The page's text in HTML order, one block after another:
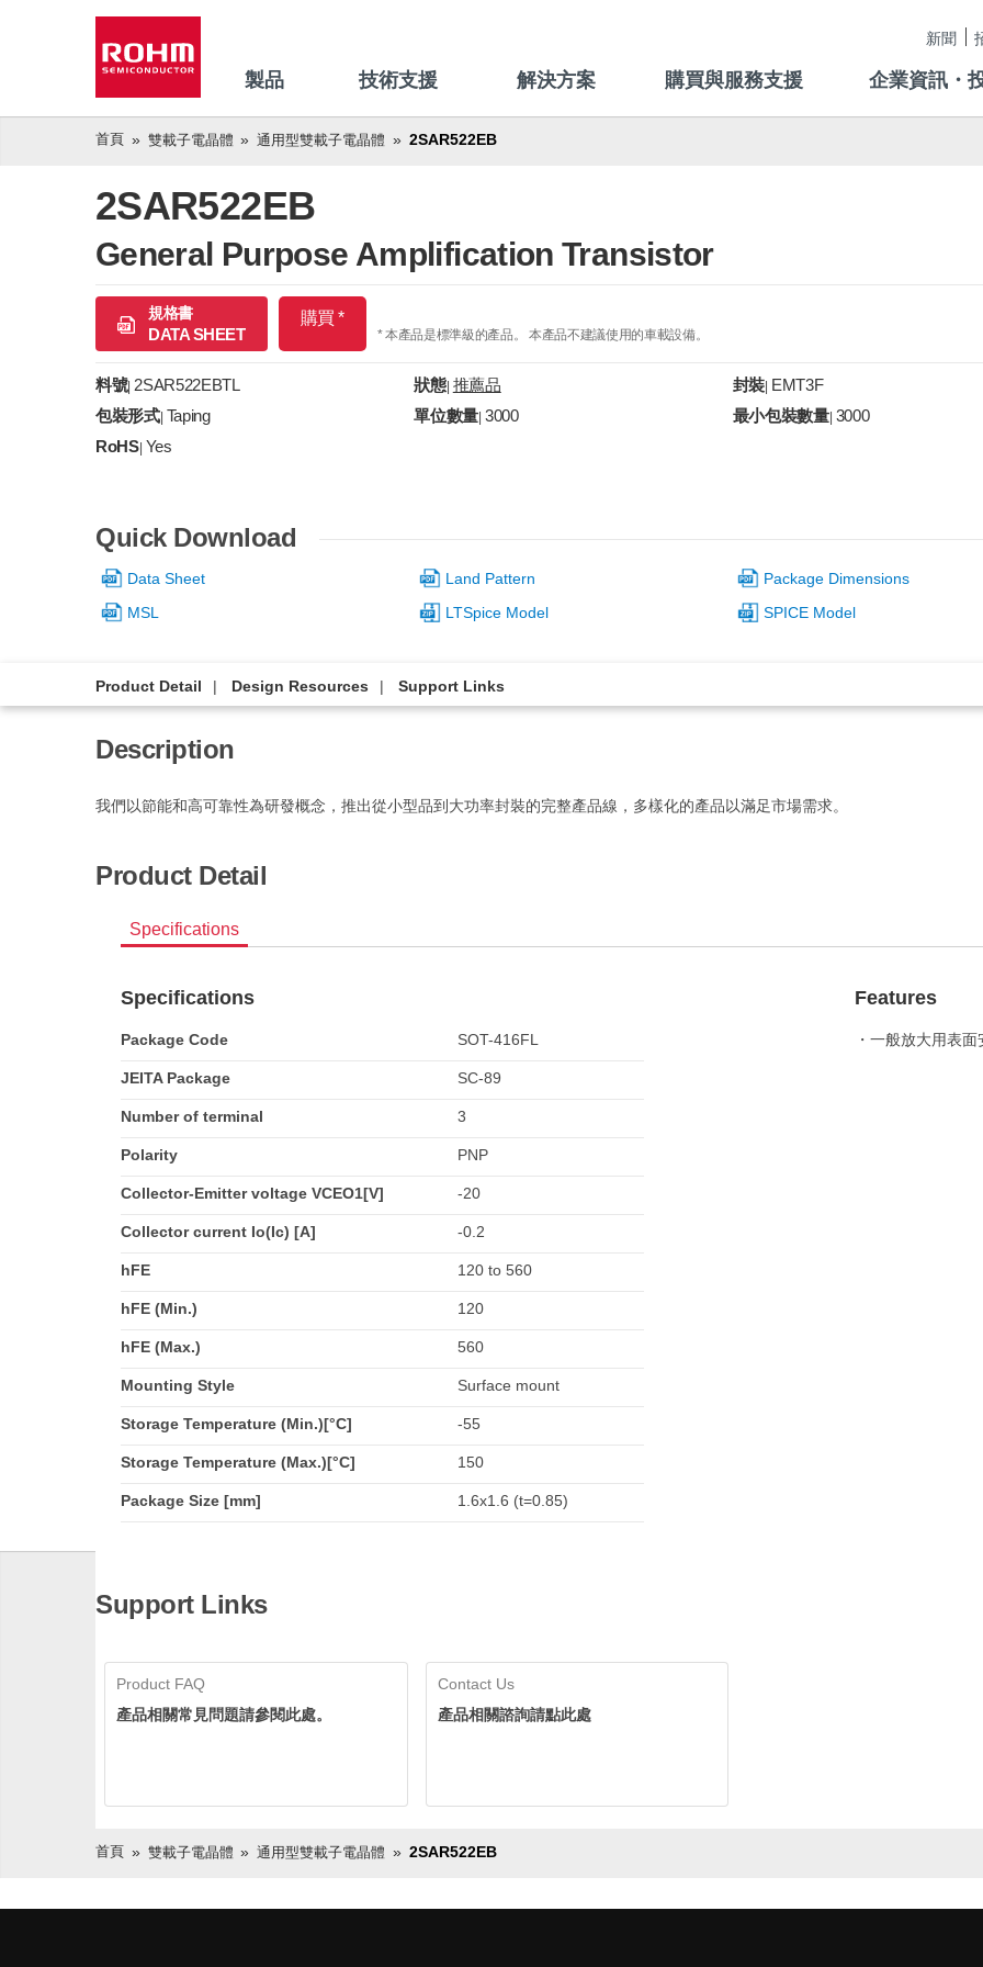
新聞
製品 技術支援 解決方案 購買與服務支援 企業資訊・
首頁 雙載子電晶體 通用型雙載子電晶體 2SAR522EB
2SAR522EB
General Purpose Amplification Transistor
規格書
DATA SHEET
購買 *
* 本產品是標準級的產品。 本產品不建議使用的車載設備。
料號|2SAR522EBTL 狀態| 推薦品 封裝 EMT3F
包裝形式| Taping 單位數量 |3000 最小包裝數量| 3000
RoHS| Yes
Quick Download
Data Sheet Land Pattern Package Dimensions
MSL
LTSpice Model SPICE Model
Product Detail Design Resources Support Links
Description
我們以節能和高可靠性為研發概念，推出從小型品到大功率封裝的完整產品線，多樣化的產品以滿足市場需求。
Product Detail
Specifications
Specifications
Package Code SOT-416FL
JEITA Package SC-89
Number of terminal 3
Polarity PNP
Collector-Emitter voltage VCEO1[V] -20
Collector current Io(Ic) [A] -0.2
hFE 120 to 560
hFE (Min.) 120
hFE (Max.) 560
Mounting Style Surface mount
Storage Temperature (Min.)[°C] -55
Storage Temperature (Max.)[°C] 150
Package Size [mm] 1.6x1.6 (t=0.85)
Features
・一般放大用表
Support Links
Product FAQ
產品相關常見問題請參閱此處。
Contact Us
產品相關諮詢請點此處
首頁 雙載子電晶體 通用型雙載子電晶體 2SAR522EB